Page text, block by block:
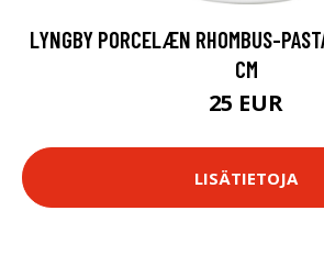
LYNGBY PORCELÆN RHOMBUS-
CM
25 EUR
LISÄTIETOJA